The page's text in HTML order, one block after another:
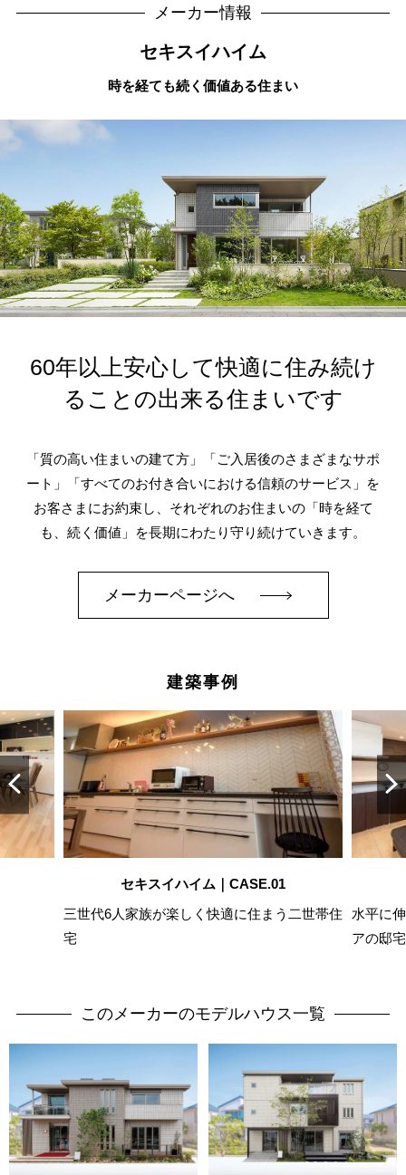
メーカー情報
セキスイハイム
時を経ても続く価値ある住まい
60年以上安心して快適に住み続け
ることの出来る住まいです
「質の高い住まいの建て方」「ご入居後のさまざまなサポ
ート」「すべてのお付き合いにおける信頼のサービス」を
お客さまにお約束し、それぞれのお住まいの「時を経て
も、続く価値」を長期にわたり守り続けていきます。
メーカーページへ
建築事例
セキスイハイム｜CASE.01
三世代6人家族が楽しく快適に住まう二世帯住
宅
水平に
アの邸宅
このメーカーのモデルハウス一覧